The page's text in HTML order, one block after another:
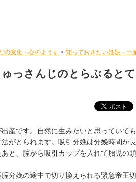
の変化・心のようす > 知っておきたい妊娠・出
ゅっさんじのとらぶると
産です。自然に生みたいと思っていて
がとられます。吸引分娩は分娩時間が長
と、腟から吸引カップを入れて胎児の
分娩の途中で切り換えられる緊急帝王